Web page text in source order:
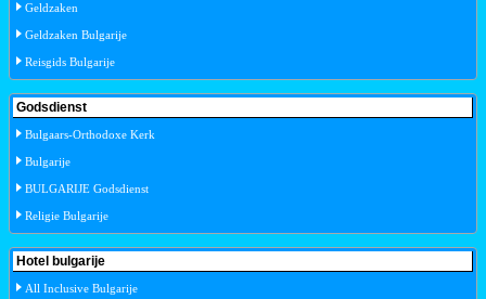
Geldzaken
Geldzaken Bulgarije
Reisgids Bulgarije
Godsdienst
Bulgaars-Orthodoxe Kerk
Bulgarije
BULGARIJE Godsdienst
Religie Bulgarije
Hotel bulgarije
All Inclusive Bulgarije